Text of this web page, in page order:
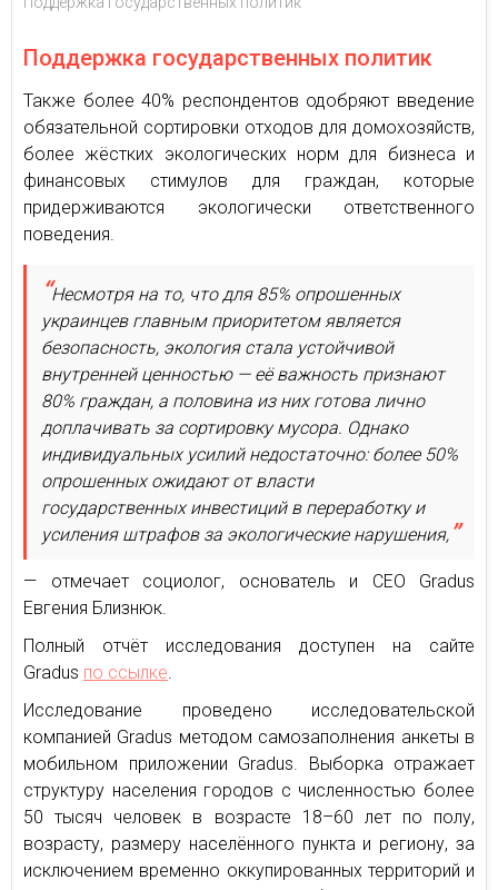
Поддержка государственных политик
Также более 40% респондентов одобряют введение
обязательной сортировки отходов для домохозяйств,
более жёстких экологических норм для бизнеса и
финансовых стимулов для граждан, которые
придерживаются экологически ответственного
поведения.
Несмотря на то, что для 85% опрошенных
украинцев главным приоритетом является
безопасность, экология стала устойчивой
внутренней ценностью — её важность признают
80% граждан, а половина из них готова лично
доплачивать за сортировку мусора. Однако
индивидуальных усилий недостаточно: более 50%
опрошенных ожидают от власти
государственных инвестиций в переработку и
усиления штрафов за экологические нарушения,
— отмечает социолог, основатель и CEO Gradus
Евгения Близнюк.
Полный отчёт исследования доступен на сайте
Gradus по ссылке.
Исследование проведено исследовательской
компанией Gradus методом самозаполнения анкеты в
мобильном приложении Gradus. Выборка отражает
структуру населения городов с численностью более
50 тысяч человек в возрасте 18–60 лет по полу,
возрасту, размеру населённого пункта и региону, за
исключением временно оккупированных территорий и